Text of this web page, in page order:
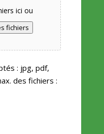
ici ou
fichiers
: jpg, pdf,
des fichiers :